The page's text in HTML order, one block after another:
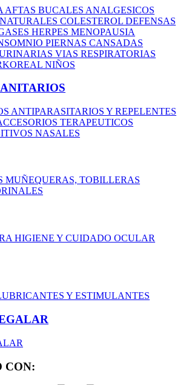
AFTAS BUCALES ANALGESICOS
COLESTEROL DEFENSAS
HERPES MENOPAUSIA
PIERNAS CANSADAS
VIAS RESPIRATORIAS
NIÑOS
ANTIPARASITARIOS Y REPELENTES
TERAPEUTICOS
NASALES
MUÑEQUERAS, TOBILLERAS
HIGIENE Y CUIDADO OCULAR
Y ESTIMULANTES
CON: